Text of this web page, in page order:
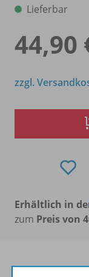
Lieferbar
44,90
zzgl.
Erhältlich in
zum Preis von